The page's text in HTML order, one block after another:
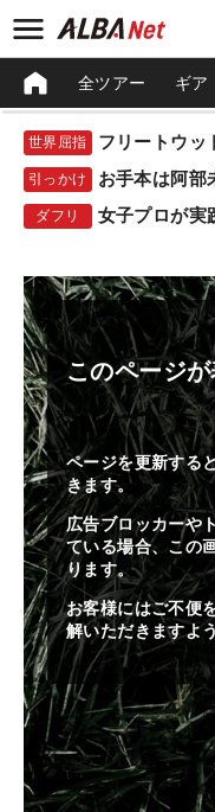
全ツアー ギア
世界屈指
引っかけ お手本は阿部
ダフリ 女子プロが実
このページ
ページを更新する
きます。
広告ブロッカーや
ている場合、この
ります。
お客様にはご不便
解いただきますよ